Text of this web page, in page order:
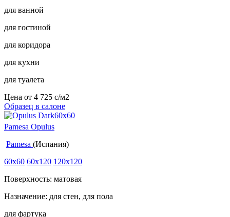
для ванной
для гостиной
для коридора
для кухни
для туалета
Цена от 4 725 c/м2
Образец в салоне
Pamesa Opulus
Pamesa (Испания)
60x60 60x120 120x120
Поверхность: матовая
Назначение: для стен, для пола
для фартука